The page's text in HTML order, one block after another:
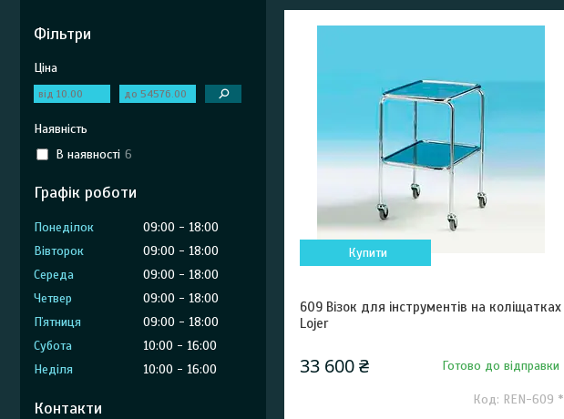
Купити
609 Візок для інструментів на коліщатках
Lojer
33 600 ₴ Готово до відправки
REN-609 *
Фільтри
Ціна
Наявність
В наявності 6
Графік роботи
Понеділок 09:00
18:00
Вівторок
09:00
18:00
Середа
09:00
18:00
Четвер
09:00
18:00
Пʼятниця
09:00
18:00
Субота
10:00
16:00
Неділя
10:00 16:00
Контакти